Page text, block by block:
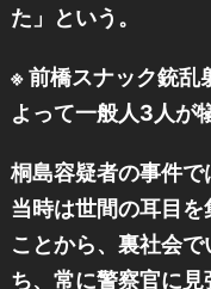
た」という。
※ 前橋スナック銃
よって一般人3人が
桐島容疑者の事件で
当時は世間の耳目
ことから、裏社会
ち、常に警察官に